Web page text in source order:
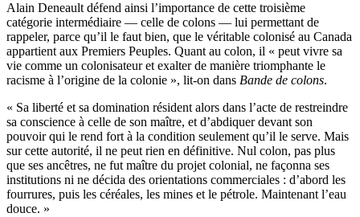
Alain Deneault défend ainsi l’importance de cette troisième
catégorie intermédiaire — celle de colons — lui permettant de
rappeler, parce qu’il le faut bien, que le véritable colonisé au Canada
appartient aux Premiers Peuples. Quant au colon, il « peut vivre sa
vie comme un colonisateur et exalter de manière triomphante le
racisme à l’origine de la colonie », lit-on dans Bande de colons.
« Sa liberté et sa domination résident alors dans l’acte de restreindre
sa conscience à celle de son maître, et d’abdiquer devant son
pouvoir qui le rend fort à la condition seulement qu’il le serve. Mais
sur cette autorité, il ne peut rien en définitive. Nul colon, pas plus
que ses ancêtres, ne fut maître du projet colonial, ne façonna ses
institutions ni ne décida des orientations commerciales : d’abord les
fourrures, puis les céréales, les mines et le pétrole. Maintenant l’eau
douce. »